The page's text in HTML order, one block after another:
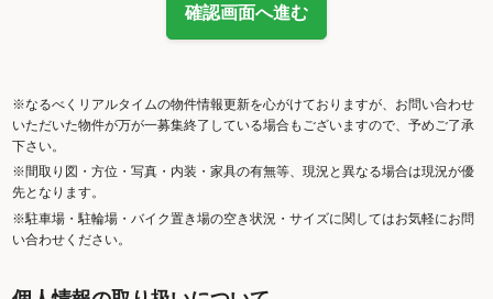
確認画面へ進む
※なるべくリアルタイムの物件情報更新を心がけておりますが、お問い合わせ
いただいた物件が万が一募集終了している場合もございますので、予めご了承
下さい。
※間取り図・方位・写真・内装・家具の有無等、現況と異なる場合は現況が優
先となります。
※駐車場・駐輪場・バイク置き場の空き状況・サイズに関してはお気軽にお問
い合わせください。